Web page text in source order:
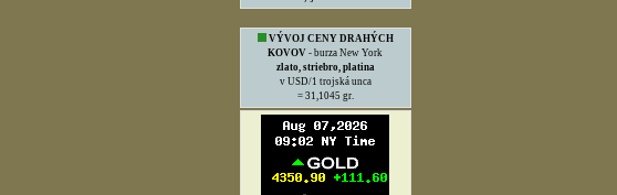
VÝVOJ CENY DRAHÝCH
KOVOV - burza New York
zlato, striebro, platina
v USD/1 trojská unca
= 31,1045 gr.